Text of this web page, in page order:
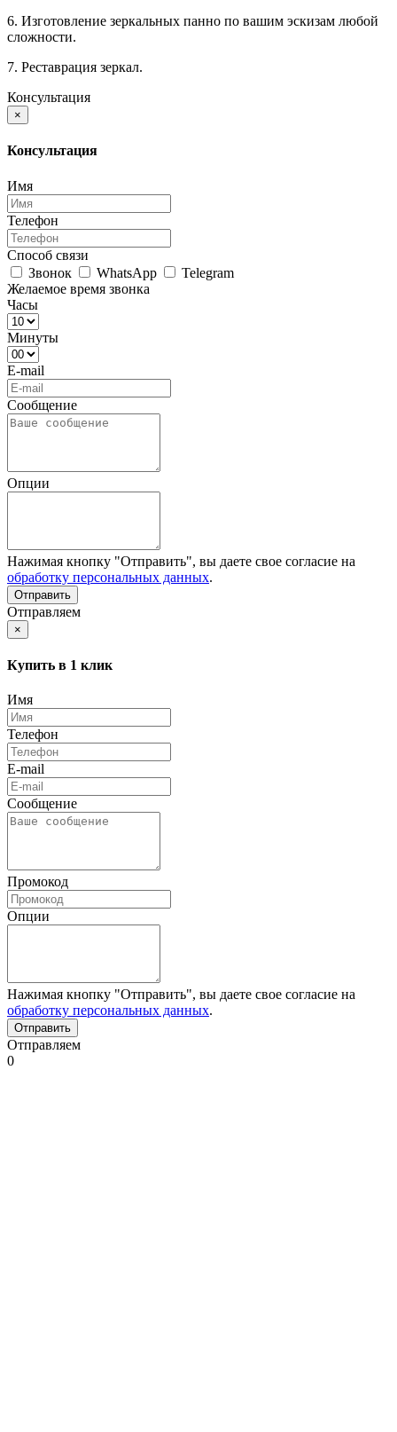
6. Изготовление зеркальных панно по вашим эскизам любой
сложности.
7. Реставрация зеркал.
Консультация
×
Консультация
Имя
Телефон
Способ связи
Звонок
WhatsApp
Telegram
Желаемое время звонка
Часы
Минуты
E-mail
Сообщение
Опции
Нажимая кнопку "Отправить", вы даете свое согласие на
обработку персональных данных.
Отправляем
×
Купить в 1 клик
Имя
Телефон
E-mail
Сообщение
Промокод
Опции
Нажимая кнопку "Отправить", вы даете свое согласие на
обработку персональных данных.
Отправляем
0